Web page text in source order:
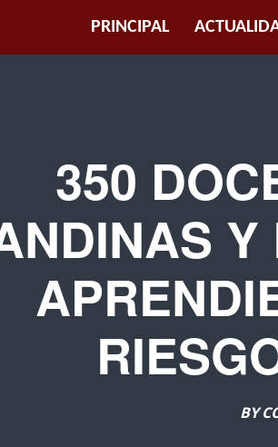
PRINCIPAL
350
BY